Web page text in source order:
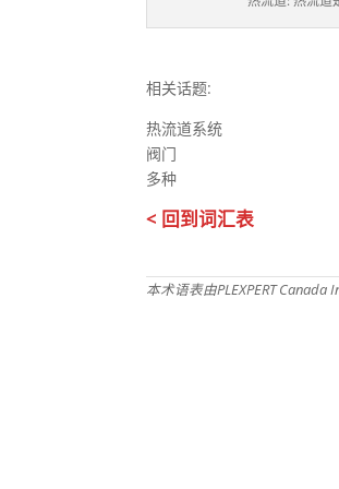
相关话题:
热流道系统
阀门
多种
< 回到词汇表
本术语表由PLEXPERT Canada